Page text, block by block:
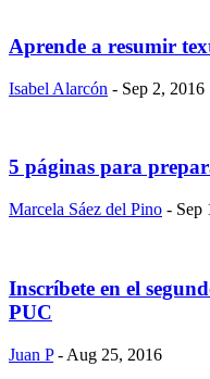
Aprende a resumir
Isabel Alarcón - Sep 2, 2016
5 páginas para
Marcela Sáez del Pino - Sep
Inscríbete en el
PUC
Juan P - Aug 25, 2016